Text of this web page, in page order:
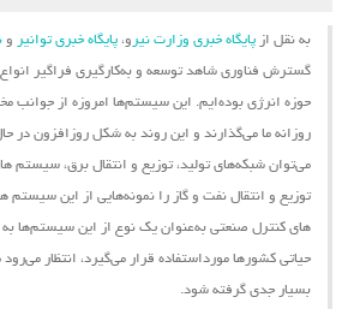
به نقل از پایگاه خبری وزارت نیر و، پایگاه خبری توانیر و
گسترش فناوری شاهد توسعه و به‌کارگیری فراگیر انواع
حوزه انرژی بوده‌ایم. این سیستم‌ها امروزه از جوانب
روزانه ما می‌گذارند و این روند به شکل روزافزون
می‌توان شبکه‌های تولید، توزیع و انتقال برق، سیستم
توزیع و انتقال نفت و گاز را نمونه‌هایی از این سیستم
‌های کنترل صنعتی به‌عنوان یک نوع از این سیستم‌ها
حیاتی کشورها مورداستفاده قرار می‌گیرد، انتظار
بسیار جدی گرفته شود.